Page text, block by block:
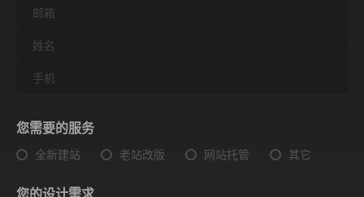
您需要的服务
全新建站 老站改版 网站托管 其它